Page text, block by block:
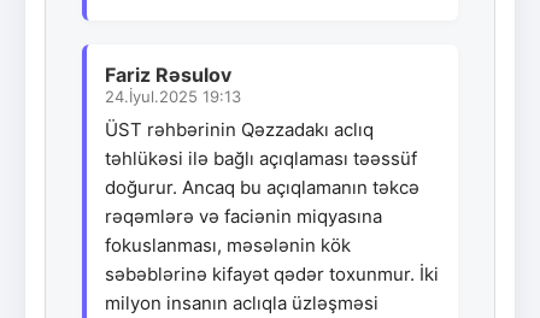
Fariz Rəsulov
24.İyul.2025 19:13
ÜST rəhbərinin Qəzzadakı aclıq
təhlükəsi ilə bağlı açıqlaması təəssüf
doğurur. Ancaq bu açıqlamanın təkcə
rəqəmlərə və faciənin miqyasına
fokuslanması, məsələnin kök
səbəblərinə kifayət qədər toxunmur. İki
milyon insanın aclıqla üzləşməsi